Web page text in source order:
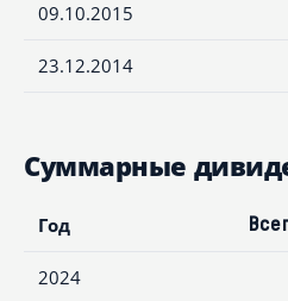
09.10.2015
23.12.2014
Суммарные
Год
2024